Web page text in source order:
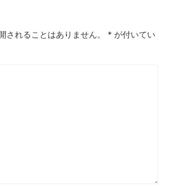
されることはありません。 * が付いてい